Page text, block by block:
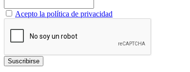
Acepto la política de privacidad